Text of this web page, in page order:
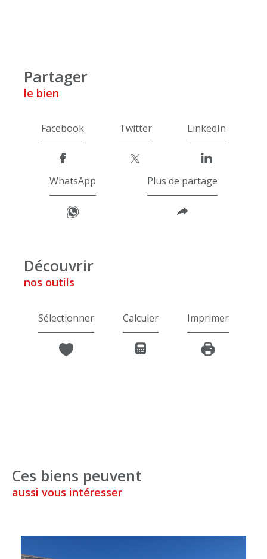
partager
le bien
Facebook Twitter LinkedIn
WhatsApp Plus de partage
découvrir
nos outils
Sélectionner Calculer Imprimer
Ces biens peuvent
aussi vous intéresser